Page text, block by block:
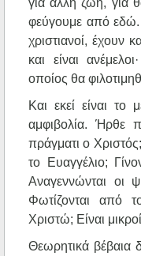
για άλλη ζωή, για
φεύγουμε από εδώ.
χριστιανοί, έχουν
και είναι
οποίος θα
Και εκεί είναι το
αμφιβολία. Ήρθε
πράγματι ο
το Ευαγγέλιο;
Αναγεννώνται οι
Φωτίζονται από
Χριστώ; Είναι
Θεωρητικά βέβαια